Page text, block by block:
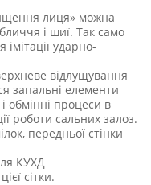
лиця» можна
і шиї. Так само
ударно-
відлущування
запальні елементи
обмінні процеси в
роботи сальних залоз.
передньої стінки
КУХД
сітки.